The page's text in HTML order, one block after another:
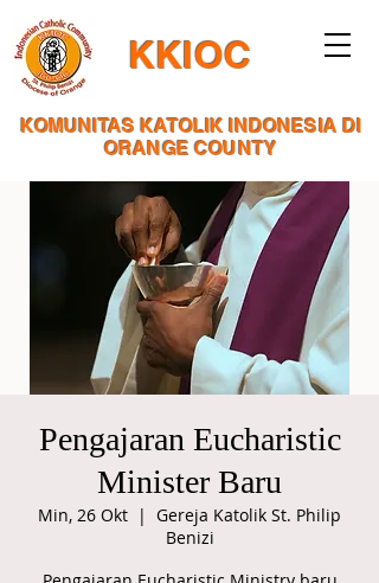
KKIOC
KOMUNITAS KATOLIK INDONESIA DI
ORANGE COUNTY
Pengajaran Eucharistic
Minister Baru
Min, 26 Okt
  |
Gereja Katolik St. Philip
Benizi